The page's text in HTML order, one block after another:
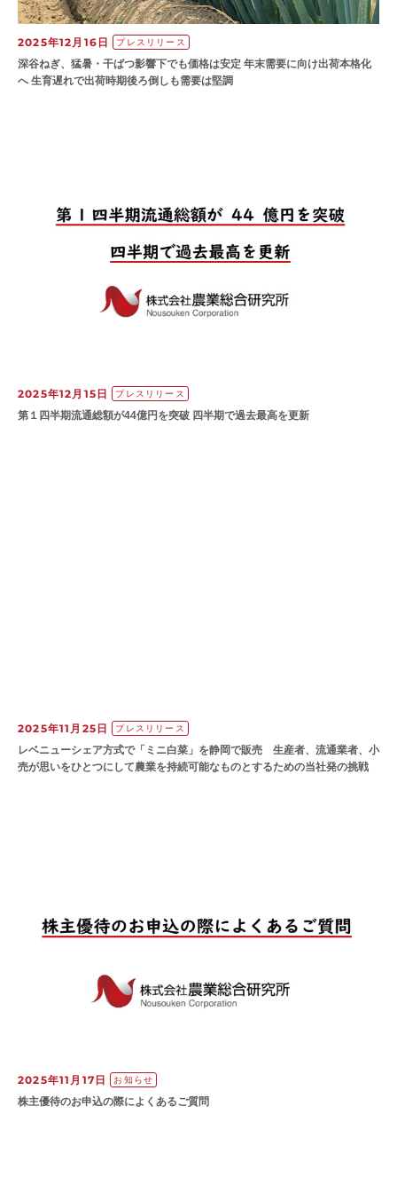
2025年12月16日 プレスリリース
深谷ねぎ、猛暑・干ばつ影響下でも価格は安定 年末需要に向け出荷本格化
へ 生育遅れで出荷時期後ろ倒しも需要は堅調
2025年12月15日 プレスリリース
第１四半期流通総額が44億円を突破 四半期で過去最高を更新
2025年11月25日 プレスリリース
レベニューシェア方式で「ミニ白菜」を静岡で販売 生産者、流通業者、小
売が思いをひとつにして農業を持続可能なものとするための当社発の挑戦
2025年11月17日 お知らせ
株主優待のお申込の際によくあるご質問